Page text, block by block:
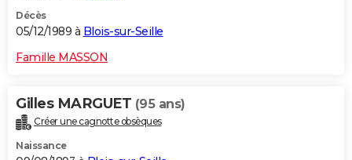
Décès
05/12/1989 à Blois-sur-Seille
Famille MASSON
Gilles MARGUET (95 ans)
Créer une cagnotte obsèques
Naissance